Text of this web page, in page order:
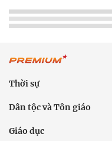
Thời sự
Dân tộc và Tôn giáo
Giáo dục